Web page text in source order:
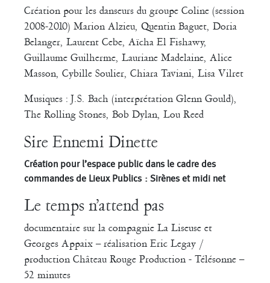
Création pour les danseurs du groupe Coline (session
2008-2010) Marion Alzieu, Quentin Baguet, Doria
Belanger, Laurent Cebe, Aïcha El Fishawy,
Guillaume Guilherme, Lauriane Madelaine, Alice
Masson, Cybille Soulier, Chiara Taviani, Lisa Vilret
Musiques : J.S. Bach (interprétation Glenn Gould),
The Rolling Stones, Bob Dylan, Lou Reed
Sire Ennemi Dinette
Création pour l’espace public dans le cadre des
commandes de Lieux Publics : Sirènes et midi net
Le temps n’attend pas
documentaire sur la compagnie La Liseuse et
Georges Appaix – réalisation Eric Legay /
production Château Rouge Production - Télésonne –
52 minutes